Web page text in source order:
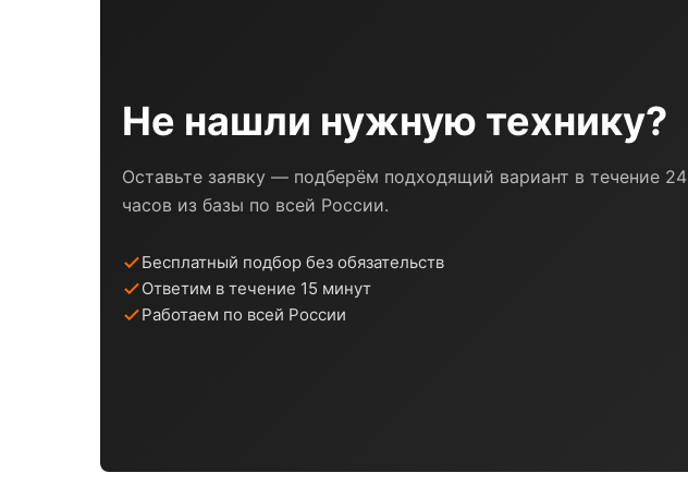
Не нашли нужную технику?
Оставьте заявку — подберём подходящий вариант в течение 24
часов из базы по всей России.
Бесплатный подбор без обязательств
Ответим в течение 15 минут
Работаем по всей России